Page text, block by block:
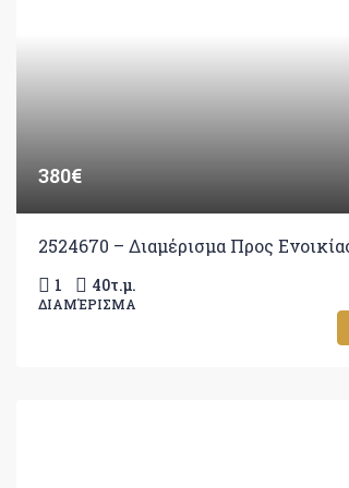
380€
1 40τ.μ.
ΔΙΑΜΈΡΙΣΜΑ